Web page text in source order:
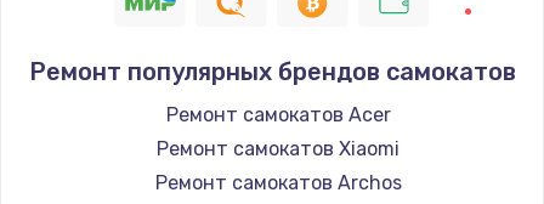
Ремонт популярных брендов самокатов
Ремонт самокатов Acer
Ремонт самокатов Xiaomi
Ремонт самокатов Archos